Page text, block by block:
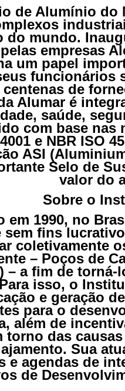
de Alumínio do
do mundo.
empresas
um papel
funcionários
de
Alumar é
saúde,
com base nas
e NBR ISO
ASI
Selo de
valor do
Sobre o
em 1990, no
sem fins
coletivamente
– Poços de
– a fim de
isso, o
e geração
para o
além de
torno das
Sua
e agendas de
de